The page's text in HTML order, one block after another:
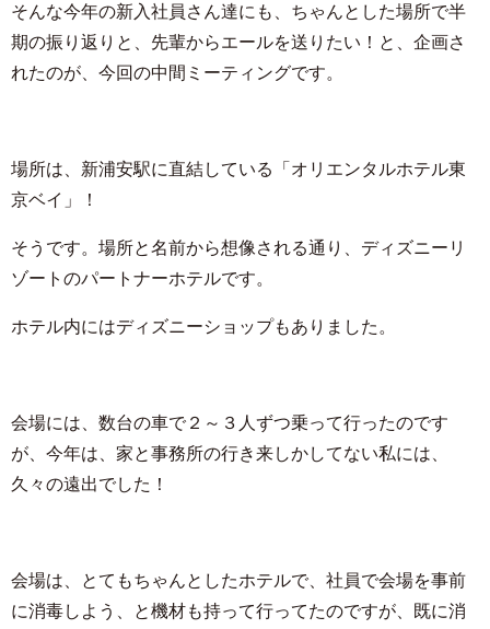
そんな今年の新入社員さん達にも、ちゃんとした場所で半
期の振り返りと、先輩からエールを送りたい！と、企画さ
れたのが、今回の中間ミーティングです。
場所は、新浦安駅に直結している「オリエンタルホテル東
京ベイ」！
そうです。場所と名前から想像される通り、ディズニーリ
ゾートのパートナーホテルです。
ホテル内にはディズニーショップもありました。
会場には、数台の車で２～３人ずつ乗って行ったのです
が、今年は、家と事務所の行き来しかしてない私には、
久々の遠出でした！
会場は、とてもちゃんとしたホテルで、社員で会場を事前
に消毒しよう、と機材も持って行ってたのですが、既に消